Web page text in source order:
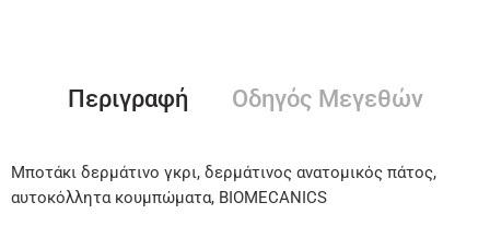
Περιγραφή Οδηγός Μεγεθών
Μποτάκι δερμάτινο γκρι, δερμάτινος ανατομικός πάτος,
αυτοκόλλητα κουμπώματα, BIOMECANICS